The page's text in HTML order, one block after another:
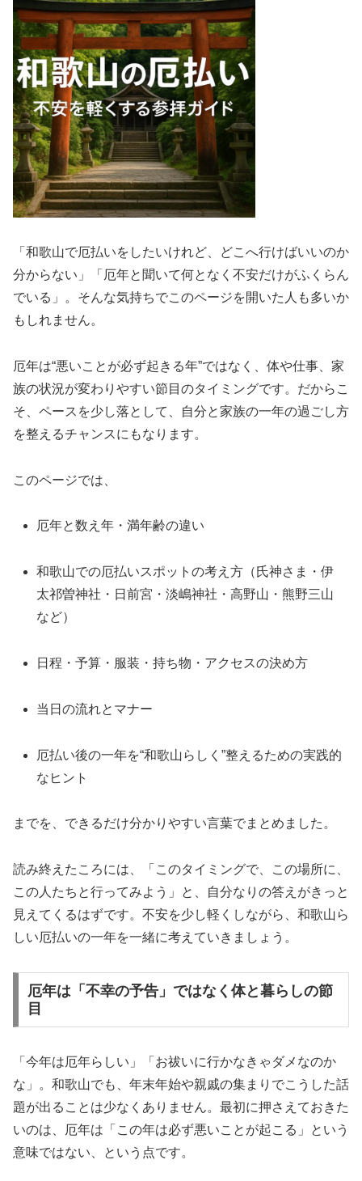
「和歌山で厄払いをしたいけれど、どこへ行けばいいのか
分からない」「厄年と聞いて何となく不安だけがふくらん
でいる」。そんな気持ちでこのページを開いた人も多いか
もしれません。
厄年は“悪いことが必ず起きる年”ではなく、体や仕事、家
族の状況が変わりやすい節目のタイミングです。だからこ
そ、ペースを少し落として、自分と家族の一年の過ごし方
を整えるチャンスにもなります。
このページでは、
厄年と数え年・満年齢の違い
和歌山での厄払いスポットの考え方（氏神さま・伊
太祁曽神社・日前宮・淡嶋神社・高野山・熊野三山
など）
日程・予算・服装・持ち物・アクセスの決め方
当日の流れとマナー
厄払い後の一年を“和歌山らしく”整えるための実践的
なヒント
までを、できるだけ分かりやすい言葉でまとめました。
読み終えたころには、「このタイミングで、この場所に、
この人たちと行ってみよう」と、自分なりの答えがきっと
見えてくるはずです。不安を少し軽くしながら、和歌山ら
しい厄払いの一年を一緒に考えていきましょう。
厄年は「不幸の予告」ではなく体と暮らしの節
目
「今年は厄年らしい」「お祓いに行かなきゃダメなのか
な」。和歌山でも、年末年始や親戚の集まりでこうした話
題が出ることは少なくありません。最初に押さえておきた
いのは、厄年は「この年は必ず悪いことが起こる」という
意味ではない、という点です。